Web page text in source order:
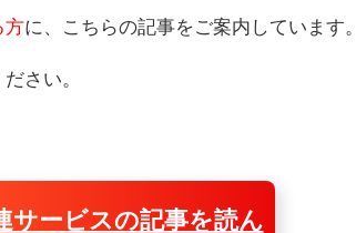
方に、こちらの記事をご案内しています。
さい。
サービスの記事を読ん